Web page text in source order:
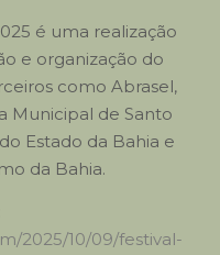
é uma realização
e organização do
como Abrasel,
Municipal de Santo
Estado da Bahia e
da Bahia.
2025/10/09/festival-